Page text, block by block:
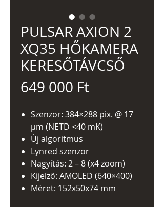
PULSAR AXION 2
XQ35 HŐKAMERA
KERESŐTÁVCSŐ
649 000 FtÁr
Szenzor: 384×288 pix. @ 17
µm (NETD <40 mK)
Új algoritmus
Lynred szenzor
Nagyítás: 2 – 8 (x4 zoom)
Kijelző: AMOLED (640×400)
Méret: 152x50x74 mm